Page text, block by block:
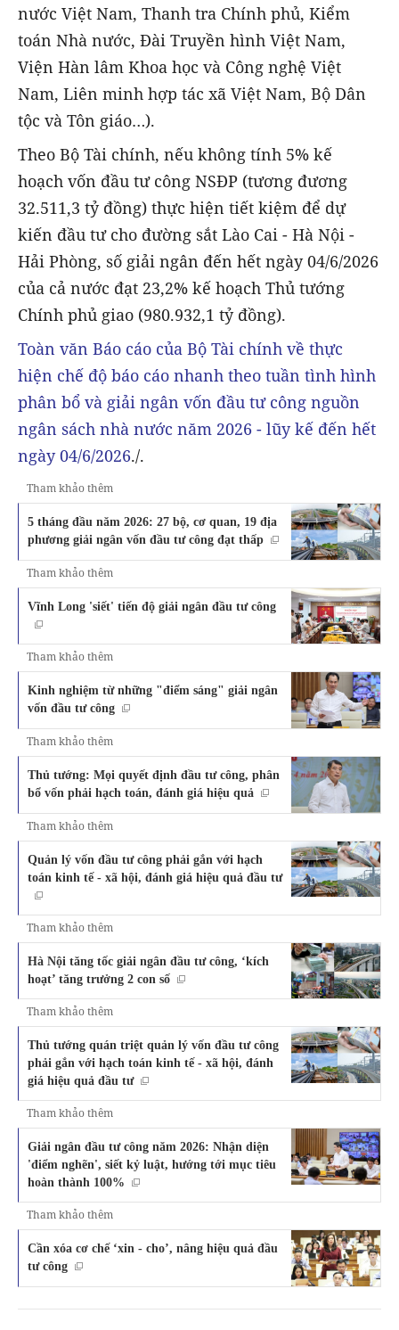
nước Việt Nam, Thanh tra Chính phủ, Kiểm
toán Nhà nước, Đài Truyền hình Việt Nam,
Viện Hàn lâm Khoa học và Công nghệ Việt
Nam, Liên minh hợp tác xã Việt Nam, Bộ Dân
tộc và Tôn giáo…).
Theo Bộ Tài chính, nếu không tính 5% kế
hoạch vốn đầu tư công NSĐP (tương đương
32.511,3 tỷ đồng) thực hiện tiết kiệm để dự
kiến đầu tư cho đường sắt Lào Cai - Hà Nội -
Hải Phòng, số giải ngân đến hết ngày 04/6/2026
của cả nước đạt 23,2% kế hoạch Thủ tướng
Chính phủ giao (980.932,1 tỷ đồng).
Toàn văn Báo cáo của Bộ Tài chính về thực
hiện chế độ báo cáo nhanh theo tuần tình hình
phân bổ và giải ngân vốn đầu tư công nguồn
ngân sách nhà nước năm 2026 - lũy kế đến hết
ngày 04/6/2026./.
Tham khảo thêm
5 tháng đầu năm 2026: 27 bộ, cơ quan, 19 địa
phương giải ngân vốn đầu tư công đạt thấp
Tham khảo thêm
Vĩnh Long 'siết' tiến độ giải ngân đầu tư công
Tham khảo thêm
Kinh nghiệm từ những "điểm sáng" giải ngân
vốn đầu tư công
Tham khảo thêm
Thủ tướng: Mọi quyết định đầu tư công, phân
bổ vốn phải hạch toán, đánh giá hiệu quả
Tham khảo thêm
Quản lý vốn đầu tư công phải gắn với hạch
toán kinh tế - xã hội, đánh giá hiệu quả đầu tư
Tham khảo thêm
Hà Nội tăng tốc giải ngân đầu tư công, ‘kích
hoạt’ tăng trưởng 2 con số
Tham khảo thêm
Thủ tướng quán triệt quản lý vốn đầu tư công
phải gắn với hạch toán kinh tế - xã hội, đánh
giá hiệu quả đầu tư
Tham khảo thêm
Giải ngân đầu tư công năm 2026: Nhận diện
'điểm nghẽn', siết kỷ luật, hướng tới mục tiêu
hoàn thành 100%
Tham khảo thêm
Cần xóa cơ chế ‘xin - cho’, nâng hiệu quả đầu
tư công